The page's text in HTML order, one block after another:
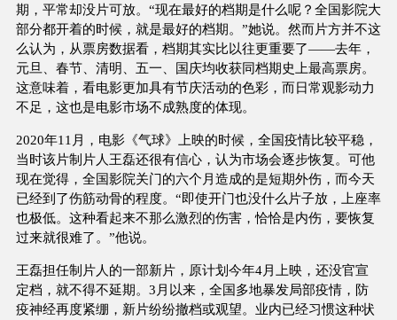
期，平常却没片可放。“现在最好的档期是什么呢？全国影院大
部分都开着的时候，就是最好的档期。”她说。然而片方并不这
么认为，从票房数据看，档期其实比以往更重要了——去年，
元旦、春节、清明、五一、国庆均收获同档期史上最高票房。
这意味着，看电影更加具有节庆活动的色彩，而日常观影动力
不足，这也是电影市场不成熟度的体现。
2020年11月，电影《气球》上映的时候，全国疫情比较平稳，
当时该片制片人王磊还很有信心，认为市场会逐步恢复。可他
现在觉得，全国影院关门的六个月造成的是短期外伤，而今天
已经到了伤筋动骨的程度。“即使开门也没什么片子放，上座率
也极低。这种看起来不那么激烈的伤害，恰恰是内伤，要恢复
过来就很难了。”他说。
王磊担任制片人的一部新片，原计划今年4月上映，还没官宣
定档，就不得不延期。3月以来，全国多地暴发局部疫情，防
疫神经再度紧绷，新片纷纷撤档或观望。业内已经习惯这种状